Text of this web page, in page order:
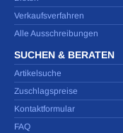
Verkaufsverfahren
Alle Ausschreibungen
SUCHEN & BERATEN
Artikelsuche
Zuschlagspreise
Kontaktformular
FAQ